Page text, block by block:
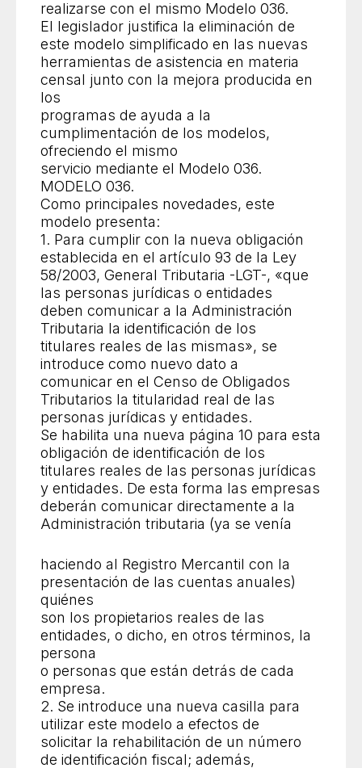
realizarse con el mismo Modelo 036.
El legislador justifica la eliminación de
este modelo simplificado en las nuevas
herramientas de asistencia en materia
censal junto con la mejora producida en
los
programas de ayuda a la
cumplimentación de los modelos,
ofreciendo el mismo
servicio mediante el Modelo 036.
MODELO 036.
Como principales novedades, este
modelo presenta:
1. Para cumplir con la nueva obligación
establecida en el artículo 93 de la Ley
58/2003, General Tributaria -LGT-, «que
las personas jurídicas o entidades
deben comunicar a la Administración
Tributaria la identificación de los
titulares reales de las mismas», se
introduce como nuevo dato a
comunicar en el Censo de Obligados
Tributarios la titularidad real de las
personas jurídicas y entidades.
Se habilita una nueva página 10 para esta
obligación de identificación de los
titulares reales de las personas jurídicas
y entidades. De esta forma las empresas
deberán comunicar directamente a la
Administración tributaria (ya se venía
haciendo al Registro Mercantil con la
presentación de las cuentas anuales)
quiénes
son los propietarios reales de las
entidades, o dicho, en otros términos, la
persona
o personas que están detrás de cada
empresa.
2. Se introduce una nueva casilla para
utilizar este modelo a efectos de
solicitar la rehabilitación de un número
de identificación fiscal; además,